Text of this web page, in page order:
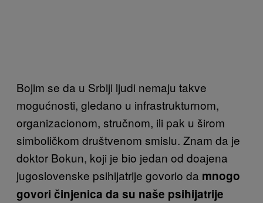
Bojim se da u Srbiji ljudi nemaju takve
mogućnosti, gledano u infrastrukturnom,
organizacionom, stručnom, ili pak u širom
simboličkom društvenom smislu. Znam da je
doktor Bokun, koji je bio jedan od doajena
jugoslovenske psihijatrije govorio da mnogo
govori činjenica da su naše psihijatrije